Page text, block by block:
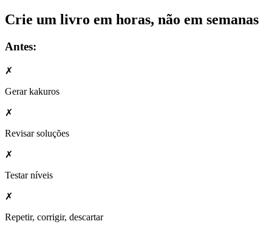
Crie um livro em horas, não em semanas
Antes:
✗
Gerar kakuros
✗
Revisar soluções
✗
Testar níveis
✗
Repetir, corrigir, descartar